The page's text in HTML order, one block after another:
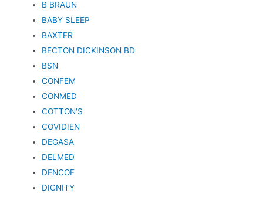
B BRAUN
BABY SLEEP
BAXTER
BECTON DICKINSON BD
BSN
CONFEM
CONMED
COTTON'S
COVIDIEN
DEGASA
DELMED
DENCOF
DIGNITY